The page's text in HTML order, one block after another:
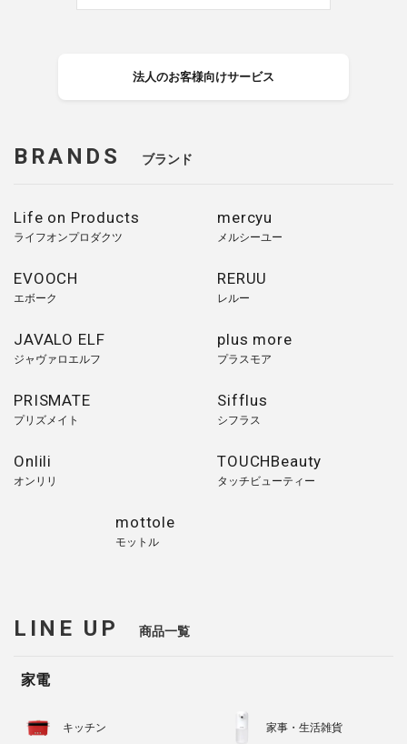
法人のお客様向けサービス
BRANDS ブランド
Life on Products
ライフオンプロダクツ
mercyu
メルシーユー
EVOOCH
エボーク
RERUU
レルー
JAVALO ELF
ジャヴァロエルフ
plus more
プラスモア
PRISMATE
プリズメイト
Sifflus
シフラス
Onlili
オンリリ
TOUCHBeauty
タッチビューティー
mottole
モットル
LINE UP 商品一覧
家電
キッチン 家事・生活雑貨